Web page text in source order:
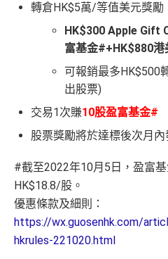
轉倉HK$5萬/等值美元獎勵
HK$300 Apple Gift
富基金#+HK$880港
可報銷最多HK$500
出股票)
交易1次賺10股盈富基金#
股票獎勵將於達標後次月
#截至2022年10月5日，盈富
HK$18.8/股。
優惠條款及細則：
https://wx.guosenhk.com/
hkrules-221020.html